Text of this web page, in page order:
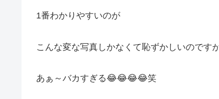
1番わかりやすいのが
こんな変な写真しかなくて恥ずかしいのです
あぁ～バカすぎる😂😂😂😂笑